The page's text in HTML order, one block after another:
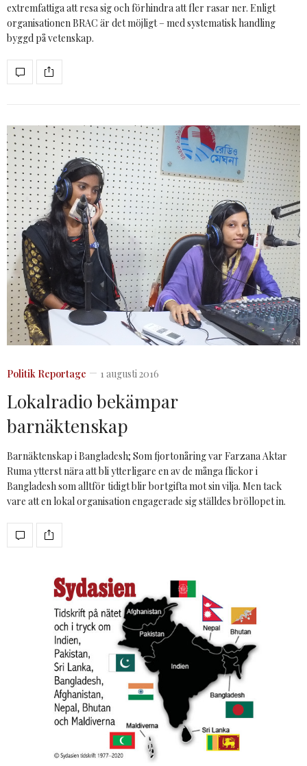
extremfattiga att resa sig och förhindra att fler rasar ner. Enligt
organisationen BRAC är det möjligt – med systematisk handling
byggd på vetenskap.
Politik Reportage 1 augusti 2016
Lokalradio bekämpar
barnäktenskap
Barnäktenskap i Bangladesh; Som fjortonåring var Farzana Aktar
Ruma ytterst nära att bli ytterligare en av de många flickor i
Bangladesh som alltför tidigt blir bortgifta mot sin vilja. Men tack
vare att en lokal organisation engagerade sig ställdes bröllopet in.